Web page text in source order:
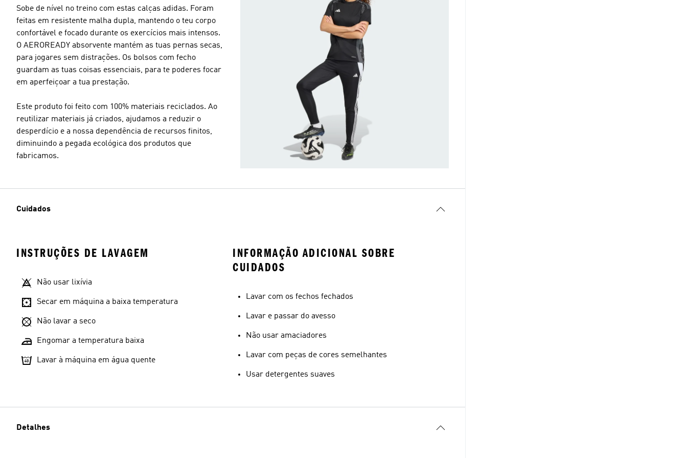
Tamanho do modelo
Sobe de nível no treino com estas calças adidas. Foram
feitas em resistente malha dupla, mantendo o teu corpo
confortável e focado durante os exercícios mais intensos.
O AEROREADY absorvente mantém as tuas pernas secas,
para jogares sem distrações. Os bolsos com fecho
guardam as tuas coisas essenciais, para te poderes focar
em aperfeiçoar a tua prestação.
Este produto foi feito com 100% materiais reciclados. Ao
reutilizar materiais já criados, ajudamos a reduzir o
desperdício e a nossa dependência de recursos finitos,
diminuindo a pegada ecológica dos produtos que
fabricamos.
Cuidados
INSTRUÇÕES DE LAVAGEM
Não usar lixívia
Secar em máquina a baixa temperatura
Não lavar a seco
Engomar a temperatura baixa
Lavar à máquina em água quente
INFORMAÇÃO ADICIONAL SOBRE
CUIDADOS
Lavar com os fechos fechados
Lavar e passar do avesso
Não usar amaciadores
Lavar com peças de cores semelhantes
Usar detergentes suaves
Detalhes